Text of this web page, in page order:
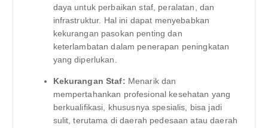
daya untuk perbaikan staf, peralatan, dan
infrastruktur. Hal ini dapat menyebabkan
kekurangan pasokan penting dan
keterlambatan dalam penerapan peningkatan
yang diperlukan.
Kekurangan Staf: Menarik dan
mempertahankan profesional kesehatan yang
berkualifikasi, khususnya spesialis, bisa jadi
sulit, terutama di daerah pedesaan atau daerah